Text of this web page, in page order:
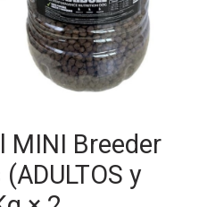
MINI Breeder
y